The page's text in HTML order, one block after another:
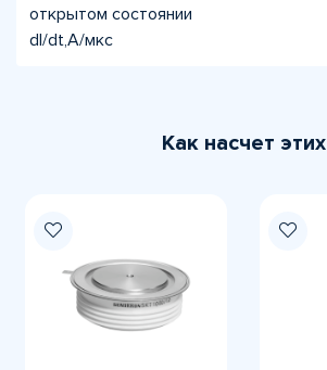
открытом состоянии
dI/dt,А/мкс
Как насчет этих